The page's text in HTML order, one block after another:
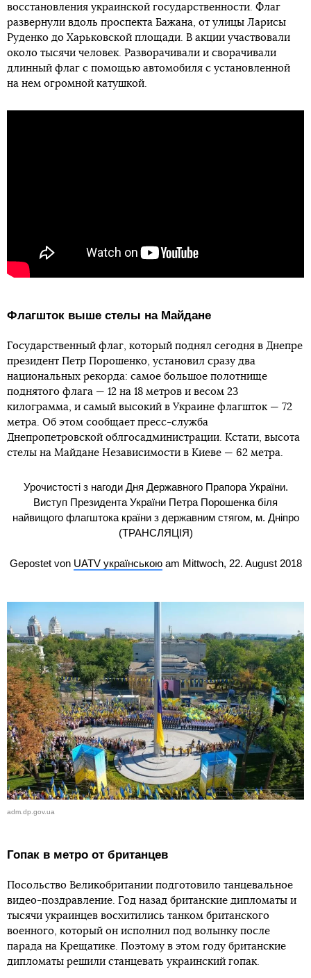
восстановления украинской государственности. Флаг
развернули вдоль проспекта Бажана, от улицы Ларисы
Руденко до Харьковской площади. В акции участвовали
около тысячи человек. Разворачивали и сворачивали
длинный флаг с помощью автомобиля с установленной
на нем огромной катушкой.
Флагшток выше стелы на Майдане
Государственный флаг, который поднял сегодня в Днепре
президент Петр Порошенко, установил сразу два
национальных рекорда: самое большое полотнище
поднятого флага — 12 на 18 метров и весом 23
килограмма, и самый высокий в Украине флагшток — 72
метра. Об этом сообщает пресс-служба
Днепропетровской облгосадминистрации. Кстати, высота
стелы на Майдане Независимости в Киеве — 62 метра.
Урочистості з нагоди Дня Державного Прапора України.
Виступ Президента України Петра Порошенка біля
найвищого флагштока країни з державним стягом, м. Дніпро
(ТРАНСЛЯЦІЯ)
Gepostet von UATV українськоюam Mittwoch, 22. August 2018
adm.dp.gov.ua
Гопак в метро от британцев
Посольство Великобритании подготовило танцевальное
видео-поздравление. Год назад британские дипломаты и
тысячи украинцев восхитились танком британского
военного, который он исполнил под волынку после
парада на Крещатике. Поэтому в этом году британские
дипломаты решили станцевать украинский гопак.